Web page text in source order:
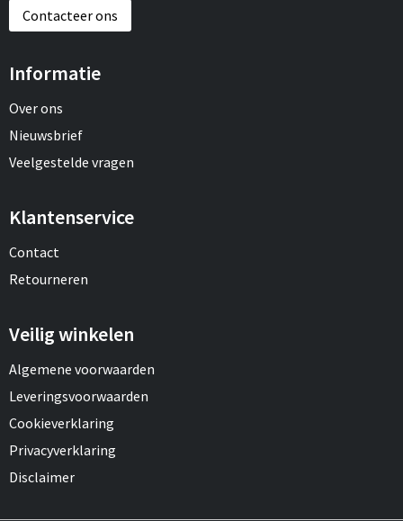
Contacteer ons
Informatie
Over ons
Nieuwsbrief
Veelgestelde vragen
Klantenservice
Contact
Retourneren
Veilig winkelen
Algemene voorwaarden
Leveringsvoorwaarden
Cookieverklaring
Privacyverklaring
Disclaimer